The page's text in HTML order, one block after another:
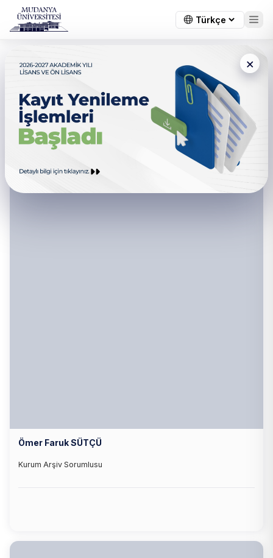
×
Mudanya Üniversitesi -
Ayıklama ve İmha Komisyonu
Ömer Faruk SÜTÇÜ
Kurum Arşiv Sorumlusu